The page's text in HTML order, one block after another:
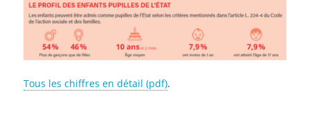
Tous les chiffres en détail (pdf).